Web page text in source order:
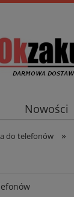
Nowości
do telefonów »